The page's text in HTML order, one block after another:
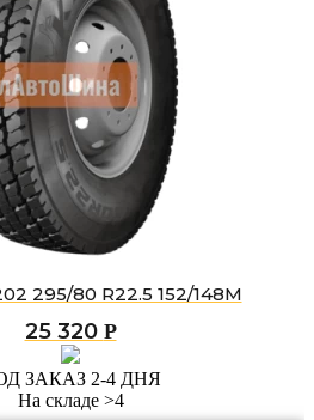
295/80 R22.5 152/148M
25 320 Р
ЗАКАЗ 2-4 ДНЯ
На складе >4